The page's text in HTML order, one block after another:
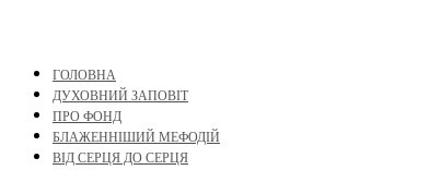
ГОЛОВНА
ДУХОВНИЙ ЗАПОВІТ
ПРО ФОНД
БЛАЖЕННІШИЙ МЕФОДІЙ
ВІД СЕРЦЯ ДО СЕРЦЯ